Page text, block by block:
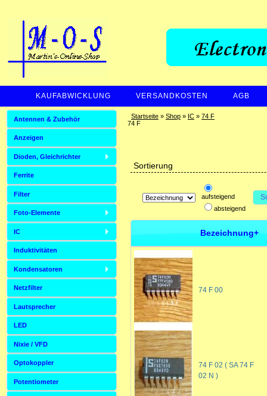
KAUFABWICKLUNG VERSANDKOSTEN AGB
ZAHLUNGSARTEN Startseite» Shop» IC» 74 F
74 F
Sortierung
aufsteigend
absteigend
Bezeichnung+
74 F 00
74 F 02 ( SA 74 F
02 N )
Antennen & Zubehör
Anzeigen
Dioden, Gleichrichter
Ferrite
Filter
Foto-Elemente
IC
Induktivitäten
Kondensatoren
Netzfilter
Lautsprecher
LED
Nixie / VFD
Optokoppler
Potentiometer